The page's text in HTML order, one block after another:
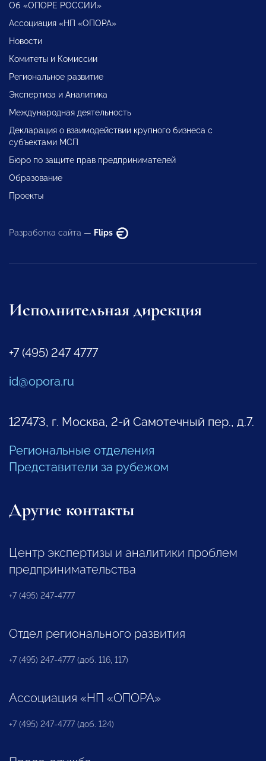
Об «ОПОРЕ РОССИИ»
Ассоциация «НП «ОПОРА»
Новости
Комитеты и Комиссии
Региональное развитие
Экспертиза и Аналитика
Международная деятельность
Декларация о взаимодействии крупного бизнеса с
субъектами МСП
Бюро по защите прав предпринимателей
Образование
Проекты
Разработка сайта — Flips
Исполнительная дирекция
+7 (495) 247 4777
id@opora.ru
127473, г. Москва, 2-й Самотечный пер., д.7.
Региональные отделения
Представители за рубежом
Другие контакты
Центр экспертизы и аналитики проблем
предпринимательства
+7 (495) 247-4777
Отдел регионального развития
+7 (495) 247-4777 (доб. 116, 117)
Ассоциация «НП «ОПОРА»
+7 (495) 247-4777 (доб. 124)